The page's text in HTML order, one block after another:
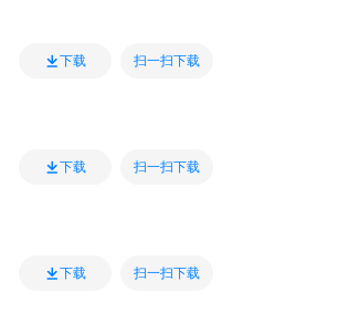
下载 扫一扫下载
下载 扫一扫下载
下载 扫一扫下载